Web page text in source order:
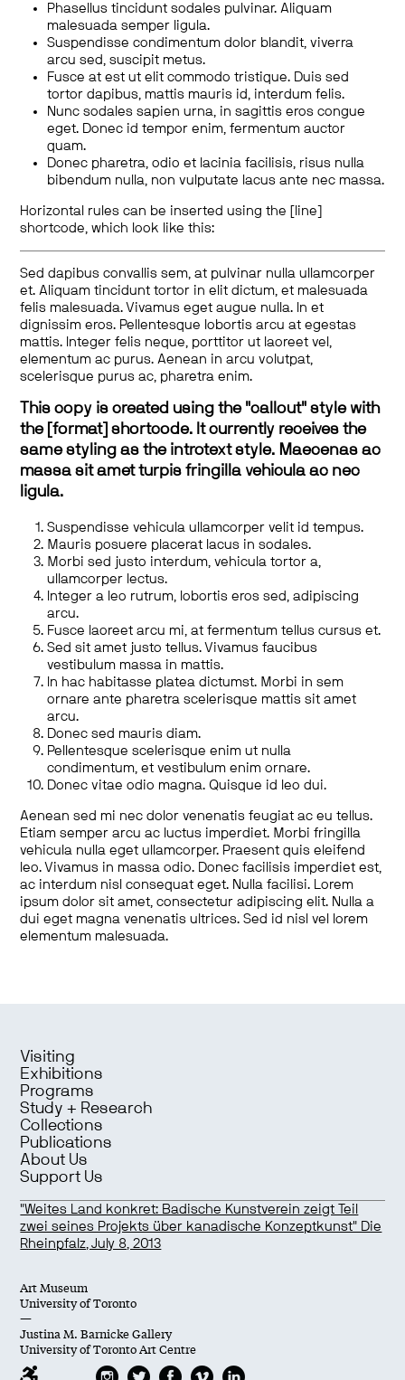
Phasellus tincidunt sodales pulvinar. Aliquam
malesuada semper ligula.
Suspendisse condimentum dolor blandit, viverra
arcu sed, suscipit metus.
Fusce at est ut elit commodo tristique. Duis sed
tortor dapibus, mattis mauris id, interdum felis.
Nunc sodales sapien urna, in sagittis eros congue
eget. Donec id tempor enim, fermentum auctor
quam.
Donec pharetra, odio et lacinia facilisis, risus nulla
bibendum nulla, non vulputate lacus ante nec massa.
Horizontal rules can be inserted using the [line]
shortcode, which look like this:
Sed dapibus convallis sem, at pulvinar nulla ullamcorper
et. Aliquam tincidunt tortor in elit dictum, et malesuada
felis malesuada. Vivamus eget augue nulla. In et
dignissim eros. Pellentesque lobortis arcu at egestas
mattis. Integer felis neque, porttitor ut laoreet vel,
elementum ac purus. Aenean in arcu volutpat,
scelerisque purus ac, pharetra enim.
This copy is created using the "callout" style with
the [format] shortcode. It currently receives the
same styling as the introtext style. Maecenas ac
massa sit amet turpis fringilla vehicula ac nec
ligula.
Suspendisse vehicula ullamcorper velit id tempus.
Mauris posuere placerat lacus in sodales.
Morbi sed justo interdum, vehicula tortor a,
ullamcorper lectus.
Integer a leo rutrum, lobortis eros sed, adipiscing
arcu.
Fusce laoreet arcu mi, at fermentum tellus cursus et.
Sed sit amet justo tellus. Vivamus faucibus
vestibulum massa in mattis.
In hac habitasse platea dictumst. Morbi in sem
ornare ante pharetra scelerisque mattis sit amet
arcu.
Donec sed mauris diam.
Pellentesque scelerisque enim ut nulla
condimentum, et vestibulum enim ornare.
Donec vitae odio magna. Quisque id leo dui.
Aenean sed mi nec dolor venenatis feugiat ac eu tellus.
Etiam semper arcu ac luctus imperdiet. Morbi fringilla
vehicula nulla eget ullamcorper. Praesent quis eleifend
leo. Vivamus in massa odio. Donec facilisis imperdiet est,
ac interdum nisl consequat eget. Nulla facilisi. Lorem
ipsum dolor sit amet, consectetur adipiscing elit. Nulla a
dui eget magna venenatis ultrices. Sed id nisl vel lorem
elementum malesuada.
Visiting
Exhibitions
Programs
Study + Research
Collections
Publications
About Us
Support Us
"Weites Land konkret: Badische Kunstverein zeigt Teil
zwei seines Projekts über kanadische Konzeptkunst" Die
Rheinpfalz, July 8, 2013
Art Museum
University of Toronto
—
Justina M. Barnicke Gallery
University of Toronto Art Centre